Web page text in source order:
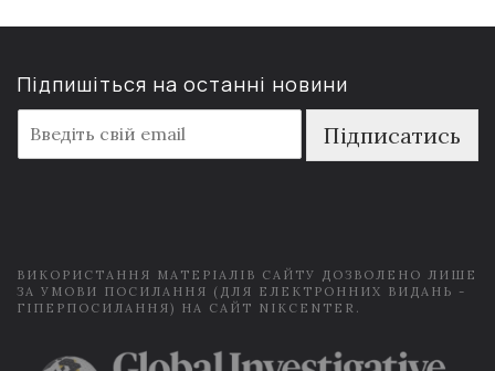
Підпишіться на останні новини
m
a
Підписатись
ВИКОРИСТАННЯ МАТЕРІАЛІВ САЙТУ ДОЗВОЛЕНО ЛИШЕ
ЗА УМОВИ ПОСИЛАННЯ (ДЛЯ ЕЛЕКТРОННИХ ВИДАНЬ -
ГІПЕРПОСИЛАННЯ) НА САЙТ NIKCENTER.